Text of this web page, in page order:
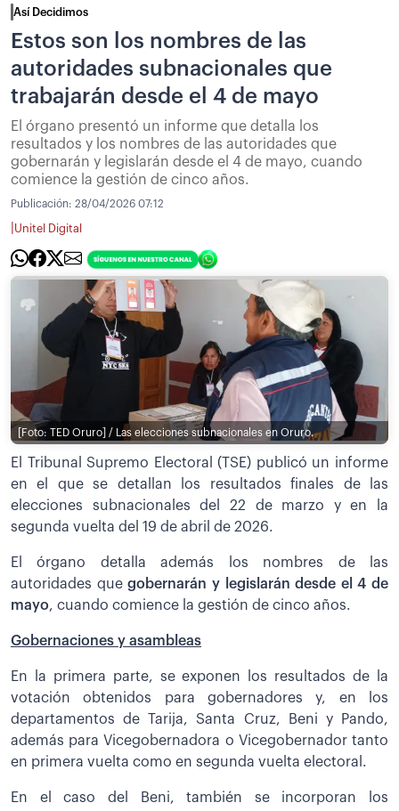
Así Decidimos
Estos son los nombres de las
autoridades subnacionales que
trabajarán desde el 4 de mayo
El órgano presentó un informe que detalla los
resultados y los nombres de las autoridades que
gobernarán y legislarán desde el 4 de mayo, cuando
comience la gestión de cinco años.
Publicación: 28/04/2026 07:12
Unitel Digital
[Foto: TED Oruro] / Las elecciones subnacionales en Oruro.
El Tribunal Supremo Electoral (TSE) publicó un informe
en el que se detallan los resultados finales de las
elecciones subnacionales del 22 de marzo y en la
segunda vuelta del 19 de abril de 2026.
El órgano detalla además los nombres de las
autoridades quegobernarán y legislarán desde el 4 de
mayo, cuando comience la gestión de cinco años.
Gobernaciones y asambleas
En la primera parte, se exponen los resultados de la
votación obtenidos para gobernadores y, en los
departamentos de Tarija, Santa Cruz, Beni y Pando,
además para Vicegobernadora o Vicegobernador tanto
en primera vuelta como en segunda vuelta electoral.
En el caso del Beni, también se incorporan los